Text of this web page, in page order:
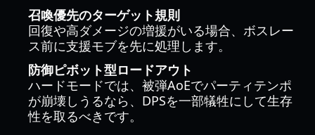
召喚優先のターゲット規則
回復や高ダメージの増援がいる場合、ボスレー
ス前に支援モブを先に処理します。
防御ピボット型ロードアウト
ハードモードでは、被弾AoEでパーティテンポ
が崩壊しうるなら、DPSを一部犠牲にして生存
性を取るべきです。